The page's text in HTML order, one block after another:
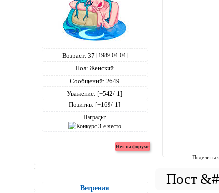
Возраст: 37 [1989-04-04]
Пол: Женский
Сообщений: 2649
Уважение: [+542/-1]
Позитив: [+169/-1]
Награды:
Вeтреная